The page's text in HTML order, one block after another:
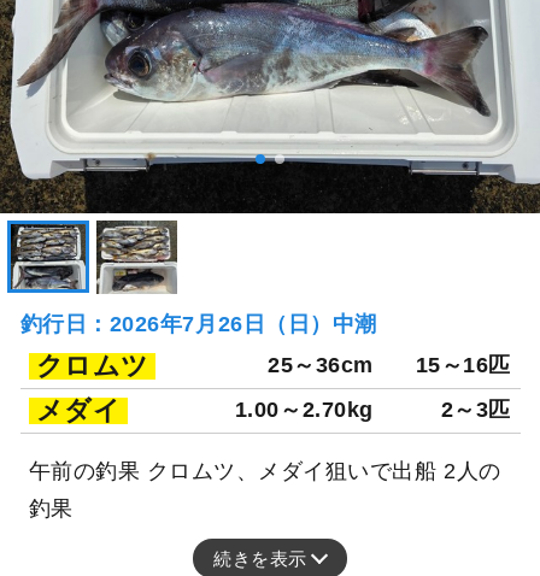
釣行日：2026年7月26日（日）中潮
クロムツ 25～36cm 15～16匹
メダイ 1.00～2.70kg 2～3匹
午前の釣果 クロムツ、メダイ狙いで出船 2人の
釣果
続きを表示